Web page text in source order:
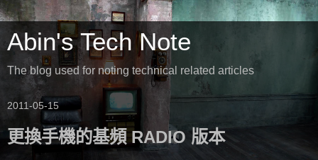
Abin's Tech Note
The blog used for noting technical related articles
2011-05-15
更換手機的基頻 RADIO 版本